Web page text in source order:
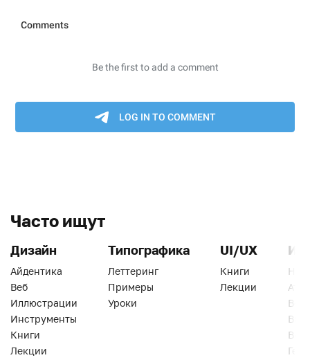
Часто ищут
Дизайн
Айдентика
Веб
Иллюстрации
Инструменты
Книги
Лекции
Типографика
Леттеринг
Примеры
Уроки
UI/UX
Книги
Лекции
Веб